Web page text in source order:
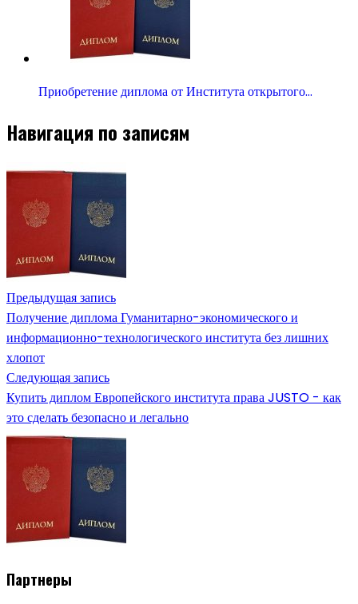
Приобретение диплома от Института открытого…
Навигация по записям
Предыдущая запись
Получение диплома Гуманитарно-экономического и
информационно-технологического института без лишних
хлопот
Следующая запись
Купить диплом Европейского института права JUSTO - как
это сделать безопасно и легально
Партнеры